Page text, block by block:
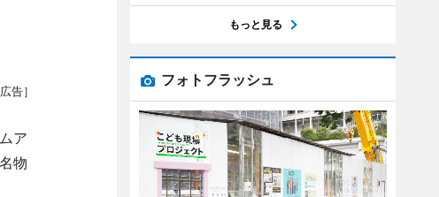
広告］
ア
物
もっと見る
フォトフラッシュ